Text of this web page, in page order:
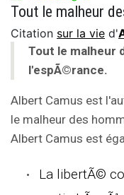
Citation sur la vie d'
Tout le malheur
l'espÃ©rance.
Albert Camus est
le malheur des
Albert Camus est
La libertÃ©